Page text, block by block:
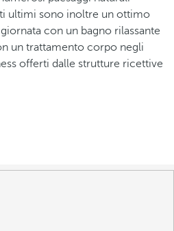
ultimi sono inoltre un ottimo
con un bagno rilassante
un trattamento corpo negli
offerti dalle strutture ricettive